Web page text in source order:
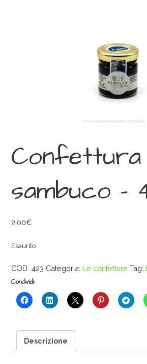
sambuco –
2,00€
Esaurito
COD: 423 Categoria: Le confetture Tag:
Condividi:
Descrizione